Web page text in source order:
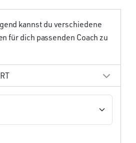
kannst du verschiedene
für dich passenden Coach zu